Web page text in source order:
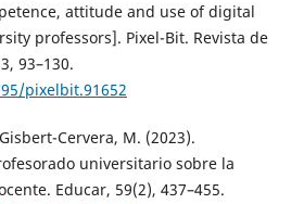
attitude and use of digital
professors]. Pixel-Bit. Revista de
93–130.
pixelbit.91652
Cervera, M. (2023).
universitario sobre la
Educar, 59(2), 437–455.